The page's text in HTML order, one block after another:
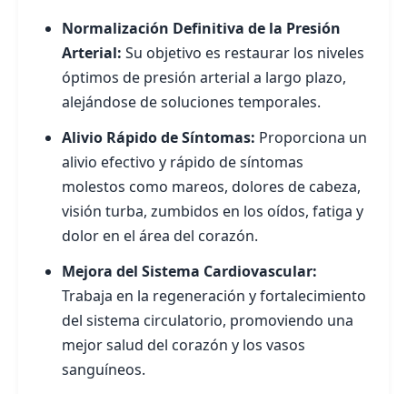
Normalización Definitiva de la Presión
Arterial: Su objetivo es restaurar los niveles
óptimos de presión arterial a largo plazo,
alejándose de soluciones temporales.
Alivio Rápido de Síntomas: Proporciona un
alivio efectivo y rápido de síntomas
molestos como mareos, dolores de cabeza,
visión turba, zumbidos en los oídos, fatiga y
dolor en el área del corazón.
Mejora del Sistema Cardiovascular:
Trabaja en la regeneración y fortalecimiento
del sistema circulatorio, promoviendo una
mejor salud del corazón y los vasos
sanguíneos.